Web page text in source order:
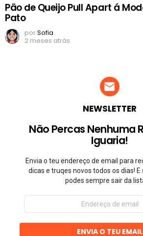
Pão de Queijo Pull Apart á
Pato
porSofia
2 meses atrás
NEWSLETTER
Não Percas Nenhuma
Iguaria!
Envia o teu endereço de email para
dicas e truqes novos todos os dias!
podes sempre sair da
Endereço
email
ENVIA O TEU EMAIL